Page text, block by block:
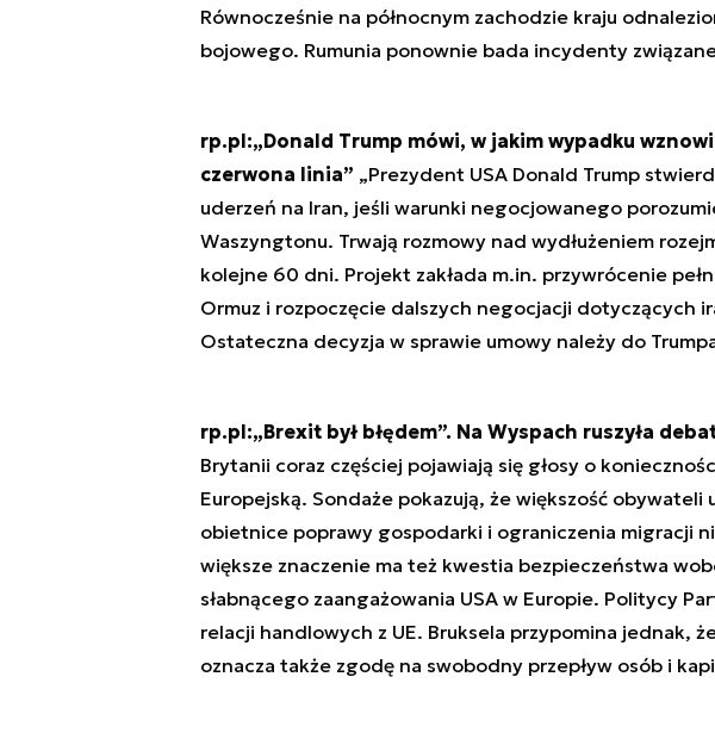
Równocześnie na północnym zachodzie kraju
bojowego. Rumunia ponownie bada incydenty
rp.pl:„Donald Trump mówi, w jakim wypadku
czerwona linia” „Prezydent USA Donald Trump
uderzeń na Iran, jeśli warunki negocjowanego
Waszyngtonu. Trwają rozmowy nad wydłużeniem
kolejne 60 dni. Projekt zakłada m.in. przywrócenie
Ormuz i rozpoczęcie dalszych negocjacji dotyczących
Ostateczna decyzja w sprawie umowy należy do
rp.pl:„Brexit był błędem”. Na Wyspach ruszyła
Brytanii coraz częściej pojawiają się głosy o
Europejską. Sondaże pokazują, że większość obywateli
obietnice poprawy gospodarki i ograniczenia migracji
większe znaczenie ma też kwestia bezpieczeństwa
słabnącego zaangażowania USA w Europie. Politycy
relacji handlowych z UE. Bruksela przypomina jednak,
oznacza także zgodę na swobodny przepływ osób i